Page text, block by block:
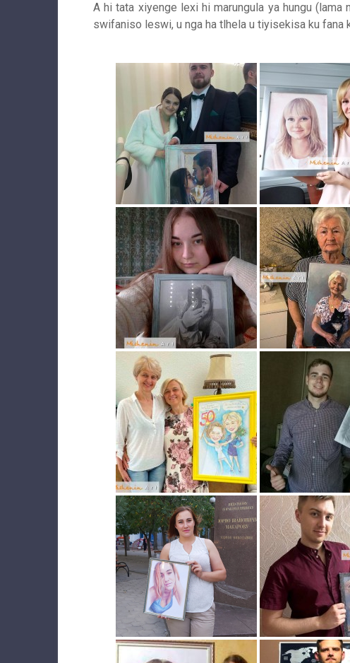
A hi tata xiyenge lexi hi marungula ya hungu
swifaniso leswi, u nga ha tlhela u tiyisekisa ku fana